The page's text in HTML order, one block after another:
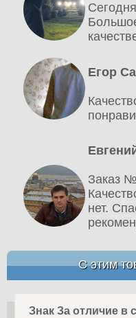
Егор
Заказ
нет.
С этим
Знак За отличие в